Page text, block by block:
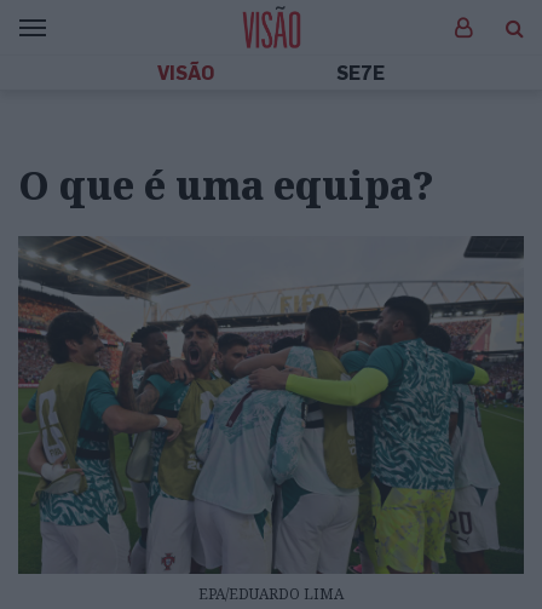
VISÃO SE7E
O que é uma equipa?
EPA/EDUARDO LIMA